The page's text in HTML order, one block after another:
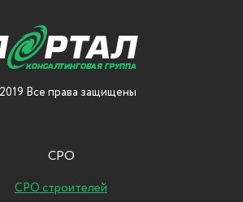
Все права защищены
СРО
СРО строителей